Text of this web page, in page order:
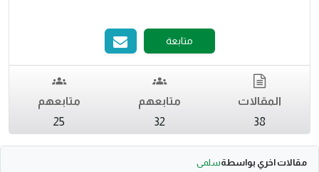
متابعة
المقالات
38
متابعهم
32
متابعهم
25
مقالات اخري بواسطةسلمى